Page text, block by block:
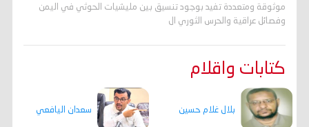
موثوقة ومتعددة تفيد بوجود تنسيق بين مليشيات الحوثي في اليمن
وفصائل عراقية والحرس الثوري ال
كتابات واقلام
بلال غلام حسين سعدان اليافعي